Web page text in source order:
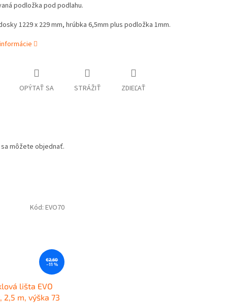
podložka pod podlahu.
1229 x 229 mm, hrúbka 6,5mm plus podložka 1mm.
OPÝTAŤ SA STRÁŽIŤ ZDIEĽAŤ
môžete objednať.
€2,60
–11 %
lišta EVO
2,5 m, výška 73
Kód:EVO70